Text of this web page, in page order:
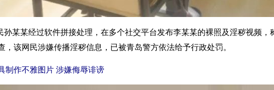
某经过软件拼接处理，在多个社交平台发布李某某的裸照及淫秽视频，
该网民涉嫌传播淫秽信息，已被青岛警方依法给予行政处罚。
制作不雅图片 涉嫌侮辱诽谤